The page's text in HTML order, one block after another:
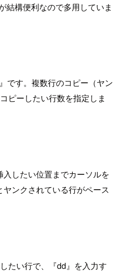
結構便利なので多用していま
です。複数行のコピー（ヤン
ピーしたい行数を指定しま
したい位置までカーソルを
ンクされている行がペース
たい行で、『dd』を入力す